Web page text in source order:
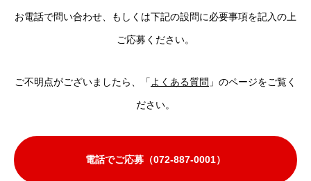
お電話で問い合わせ、もしくは下記の設問に必要事項を記入の上
ご応募ください。
ご不明点がございましたら、「 よくある質問 」のページをご覧く
ださい。
電話でご応募（072-887-0001）